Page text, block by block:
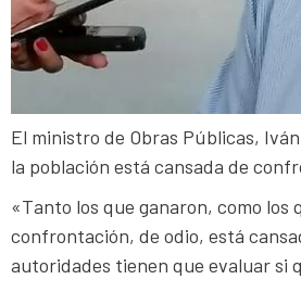
El ministro de Obras Públicas,
la población está cansada de
«Tanto los que ganaron, como los
confrontación, de odio, está
autoridades tienen que evaluar si